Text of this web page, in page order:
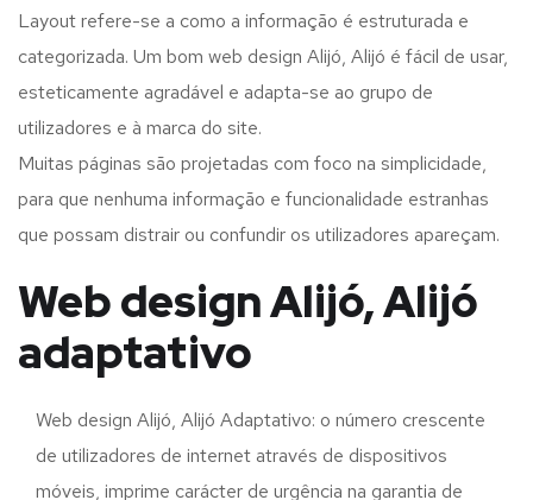
Layout refere-se a como a informação é estruturada e
categorizada. Um bom web design Alijó, Alijó é fácil de usar,
esteticamente agradável e adapta-se ao grupo de
utilizadores e à marca do site.
Muitas páginas são projetadas com foco na simplicidade,
para que nenhuma informação e funcionalidade estranhas
que possam distrair ou confundir os utilizadores apareçam.
Web design Alijó, Alijó
adaptativo
Web design Alijó, Alijó Adaptativo: o número crescente
de utilizadores de internet através de dispositivos
móveis, imprime carácter de urgência na garantia de